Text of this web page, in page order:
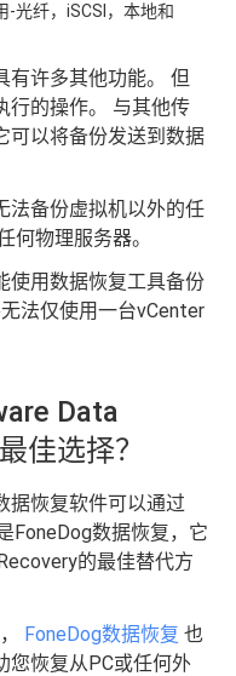
-光纤，iSCSI，本地和
有许多其他功能。 但
行的操作。 与其他传
可以将备份发送到数据
法备份虚拟机以外的任
何物理服务器。
使用数据恢复工具备份
法仅使用一台vCenter
Data
佳选择？
据恢复软件可以通过
FoneDog数据恢复，它
的最佳替代方
FoneDog数据恢复 也
您恢复从PC或任何外